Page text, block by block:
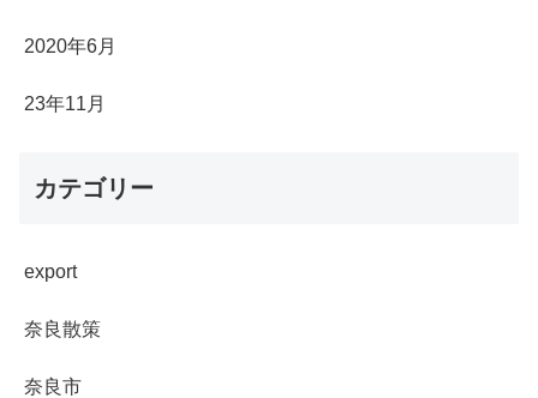
2020年6月
23年11月
カテゴリー
export
奈良散策
奈良市